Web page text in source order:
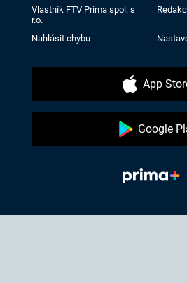
Vlastník FTV Prima spol. s
r.o.
Nahlásit chybu
App
Google